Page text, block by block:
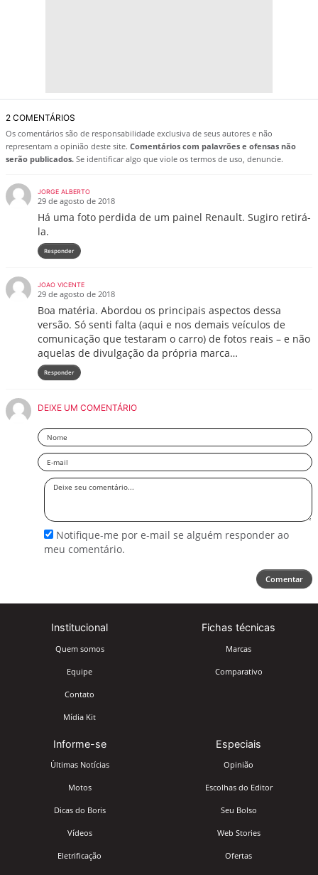
2 COMENTÁRIOS
Os comentários são de responsabilidade exclusiva de seus autores e não
representam a opinião deste site. Comentários com palavrões e ofensas não
serão publicados. Se identificar algo que viole os termos de uso, denuncie.
JORGE ALBERTO
29 de agosto de 2018
Há uma foto perdida de um painel Renault. Sugiro retirá-
la.
Responder
JOAO VICENTE
29 de agosto de 2018
Boa matéria. Abordou os principais aspectos dessa
versão. Só senti falta (aqui e nos demais veículos de
comunicação que testaram o carro) de fotos reais – e não
aquelas de divulgação da própria marca…
Responder
DEIXE UM COMENTÁRIO
Nome
Email
Deixe
Notifique-me por e-mail se alguém responder ao
meu comentário.
Comentar
Institucional
Quem somos
Equipe
Contato
Mídia Kit
Fichas técnicas
Marcas
Comparativo
Informe-se
Últimas Notícias
Motos
Dicas do Boris
Vídeos
Eletrificação
Especiais
Opinião
Escolhas do Editor
Seu Bolso
Web Stories
Ofertas